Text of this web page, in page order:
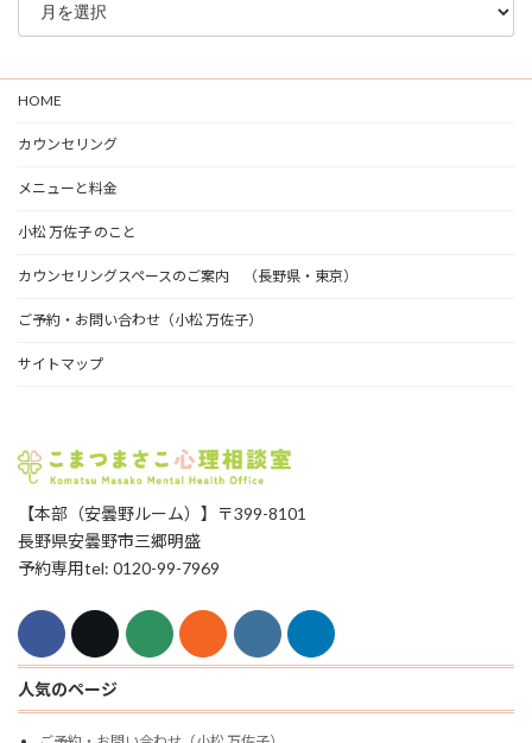
グ
ー
カ
ブ
HOME
カウンセリング
メニューと料金
小松 万佐子 のこと
カウンセリングスペースのご案内 （長野県・東京）
ご予約・お問い合わせ（小松 万佐子）
サイトマップ
【本部（安曇野ルーム）】〒399-8101
長野県安曇野市三郷明盛
予約専用tel: 0120-99-7969
人気のページ